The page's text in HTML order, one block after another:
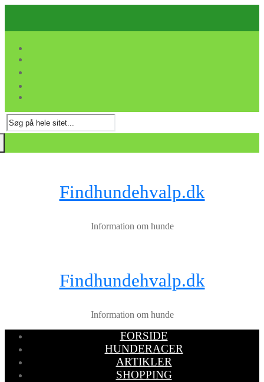
indhold
Søg
efter:
Findhundehvalp.dk
Information om hunde
Findhundehvalp.dk
Information om hunde
FORSIDE
HUNDERACER
ARTIKLER
SHOPPING